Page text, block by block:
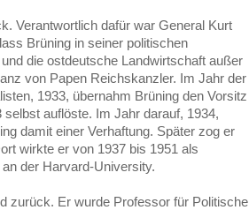
Verantwortlich dafür war General Kurt
Brüning in seiner politischen
die ostdeutsche Landwirtschaft außer
von Papen Reichskanzler. Im Jahr der
1933, übernahm Brüning den Vorsitz
auflöste. Im Jahr darauf, 1934,
damit einer Verhaftung. Später zog er
wirkte er von 1937 bis 1951 als
der Harvard-University.
zurück. Er wurde Professor für Politische